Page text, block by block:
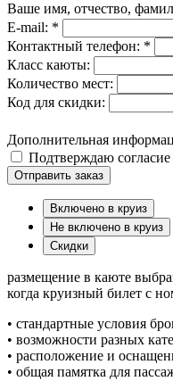
Ваше имя, отчество,
E-mail: *
Контактный телефон: *
Класс каюты:
Количество мест:
Код для скидки:
Дополнительная
Подтверждаю
Отправить заказ
Включено в круиз
Не включено в круиз
Скидки
размещение в каюте
когда круизный билет с
• стандартные условия
• возможности разных
• расположение и
• общая памятка для